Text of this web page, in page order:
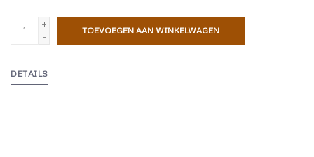
+
-
TOEVOEGEN AAN WINKELWAGEN
DETAILS